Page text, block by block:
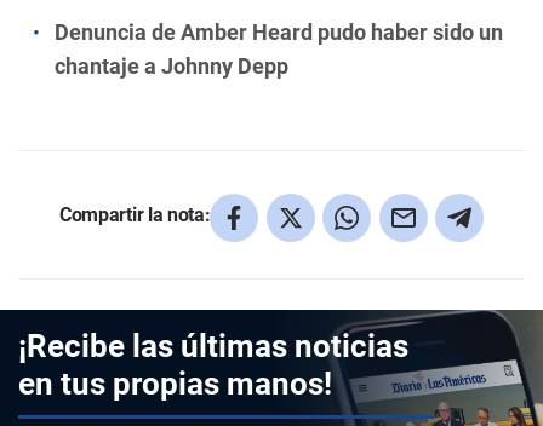
Denuncia de Amber Heard pudo haber sido un
chantaje a Johnny Depp
Compartir la nota:
¡Recibe las últimas noticias
en tus propias manos!